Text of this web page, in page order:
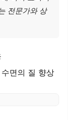
전문가와 상
면의 질 향상